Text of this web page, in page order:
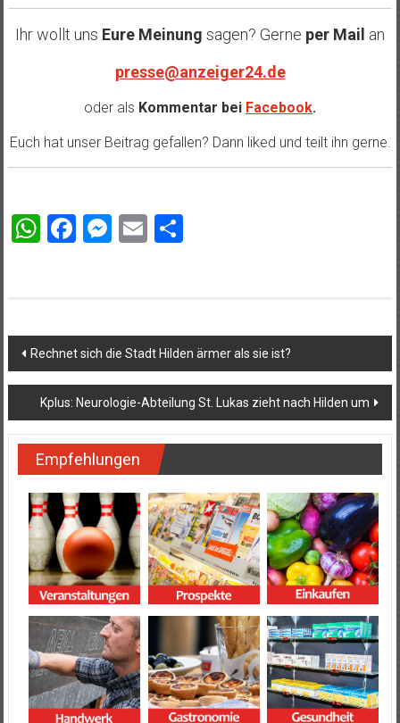
Ihr wollt uns Eure Meinung sagen? Gerne per Mail an
presse@anzeiger24.de
oder als Kommentar bei Facebook.
Euch hat unser Beitrag gefallen? Dann liked und teilt ihn gerne.
WhatsApp
Facebook
Messenger
Email
Beitragsnavigation
Rechnet sich die Stadt Hilden ärmer als sie ist?
Kplus: Neurologie-Abteilung St. Lukas zieht nach Hilden um
Empfehlungen